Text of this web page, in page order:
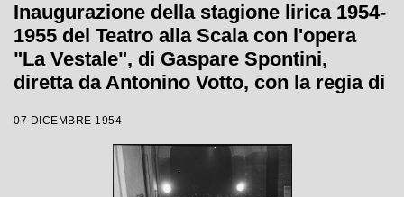
Inaugurazione della stagione lirica 1954-
1955 del Teatro alla Scala con l'opera
"La Vestale", di Gaspare Spontini,
diretta da Antonino Votto, con la regia di
07 DICEMBRE 1954